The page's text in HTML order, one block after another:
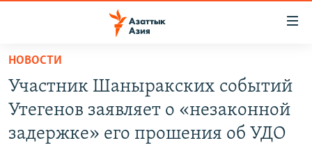
Вернуться
основному
содержанию
НОВОСТИ
Участник Шаныракских событий
Утегенов заявляет о «незаконной
задержке» его прошения об УДО